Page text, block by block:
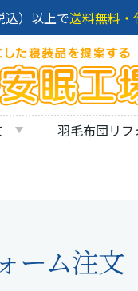
込）以上で送料無料・
羽毛布団リ
ーム注文